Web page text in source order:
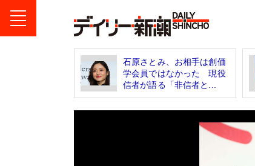
石原さとみ、お相手は創価
学会員ではなかった 現役
信者が語る「非信者と...